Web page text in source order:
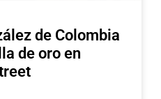
de Colombia
de oro en